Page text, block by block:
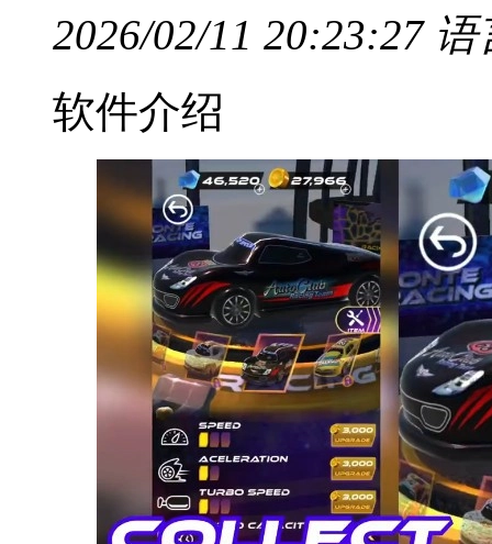
2026/02/11 20:23:27 语
软件介绍